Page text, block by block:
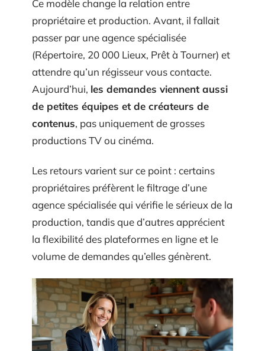
Ce modèle change la relation entre
propriétaire et production. Avant, il fallait
passer par une agence spécialisée
(Répertoire, 20 000 Lieux, Prêt à Tourner) et
attendre qu’un régisseur vous contacte.
Aujourd’hui, les demandes viennent aussi
de petites équipes et de créateurs de
contenus, pas uniquement de grosses
productions TV ou cinéma.
Les retours varient sur ce point : certains
propriétaires préfèrent le filtrage d’une
agence spécialisée qui vérifie le sérieux de la
production, tandis que d’autres apprécient
la flexibilité des plateformes en ligne et le
volume de demandes qu’elles génèrent.